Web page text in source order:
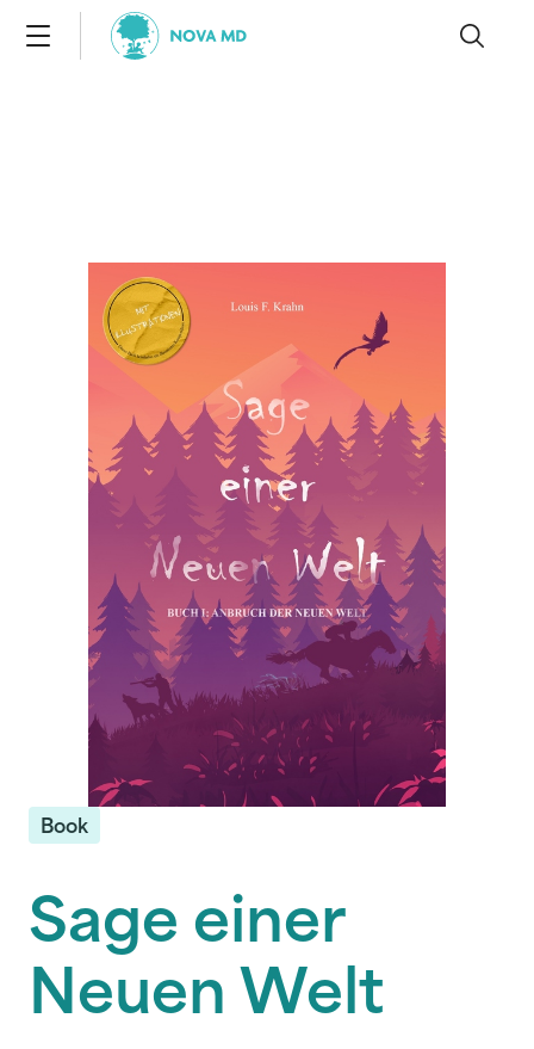
Book
Sage einer
Neuen Welt